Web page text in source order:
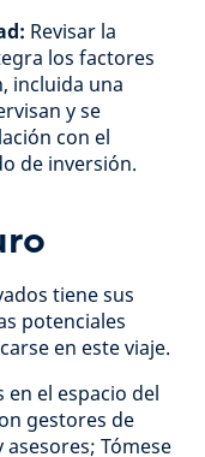
Revisar la
los factores
incluida una
y se
con el
de inversión.
tiene sus
potenciales
en este viaje.
el espacio del
gestores de
Tómese